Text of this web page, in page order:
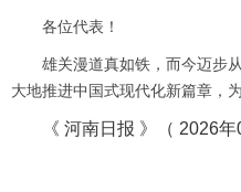
各位代表！
雄关漫道真如铁，而今迈步
大地推进中国式现代化新篇章，
《 河南日报 》（ 2026